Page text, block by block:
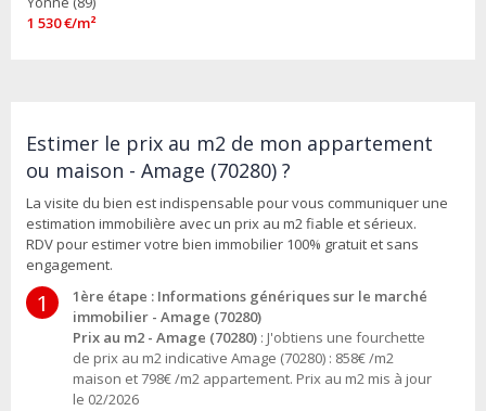
1 530 €/m²
Estimer le prix au m2 de mon appartement
ou maison - Amage (70280) ?
La visite du bien est indispensable pour vous communiquer une
estimation immobilière avec un prix au m2 fiable et sérieux.
RDV pour estimer votre bien immobilier 100% gratuit et sans
engagement.
1
1ère étape : Informations génériques sur le marché
immobilier - Amage (70280)
Prix au m2 - Amage (70280) : J'obtiens une fourchette
de prix au m2 indicative Amage (70280) : 858€ /m2
maison et 798€ /m2 appartement. Prix au m2 mis à jour
le 02/2026